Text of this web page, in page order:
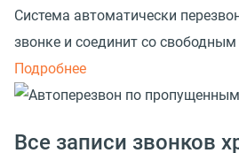
Система автоматически
звонке и соединит со
Подробнее
Все записи звонков